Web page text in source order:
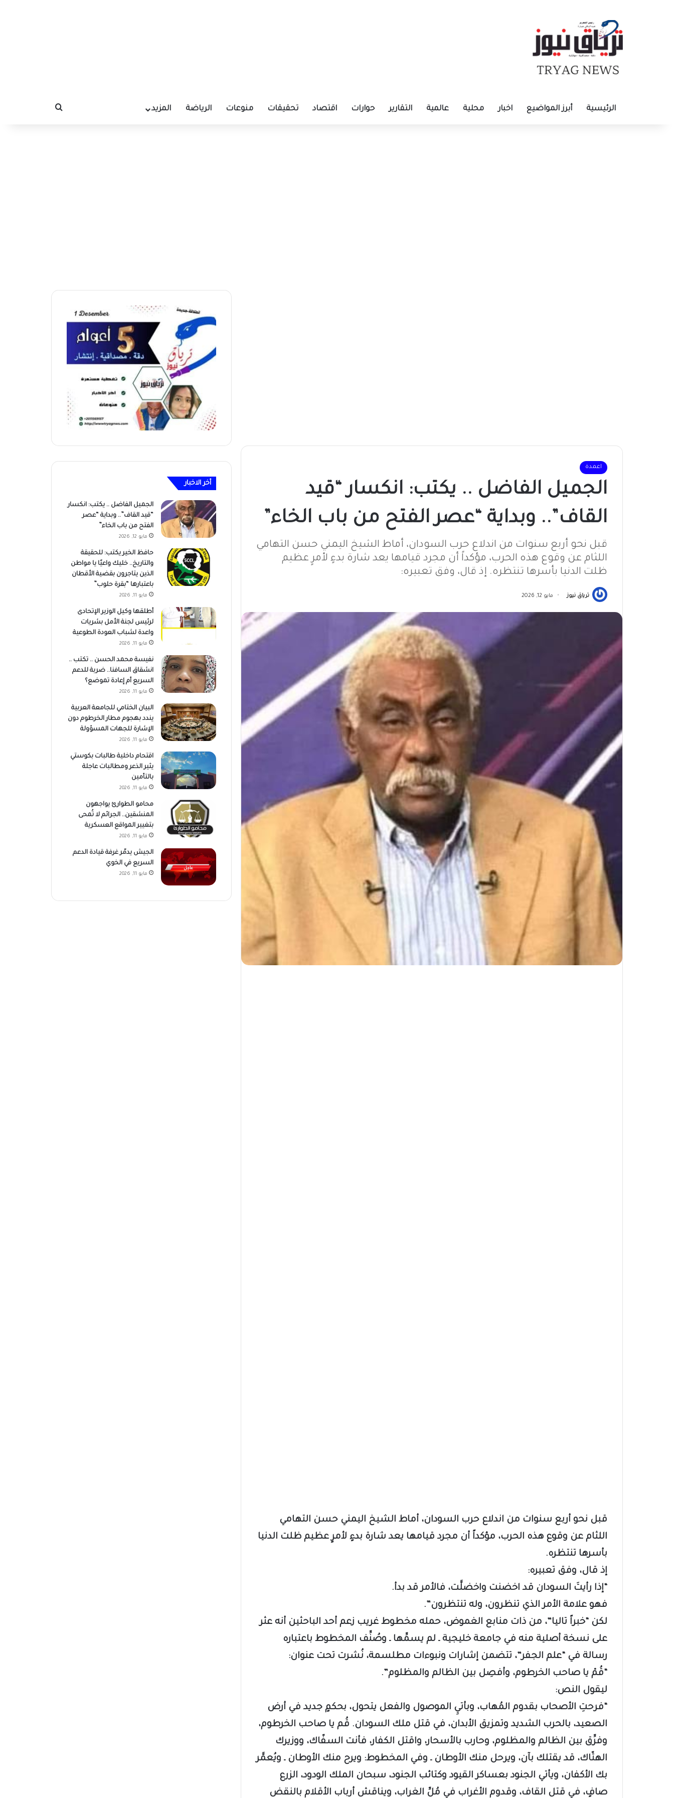
الرئيسية أبرز المواضيع اخبار محلية عالمية التقارير حوارات اقتصاد تحقيقات منوعات الرياضة المزيد بحث عن
اعمدة
الجميل الفاضل .. يكتب: انكسار “قيد
القاف”.. وبداية “عصر الفتح من باب الخاء”
قبل نحو أربع سنوات من اندلاع حرب السودان، أماط الشيخ اليمني حسن التهامي
اللثام عن وقوع هذه الحرب، مؤكداً أن مجرد قيامها يعد شارة بدءٍ لأمرٍ عظيم
ظلت الدنيا بأسرها تنتظره. إذ قال، وفق تعبيره:
ترياق نيوز مايو 12, 2026
قبل نحو أربع سنوات من اندلاع حرب السودان، أماط الشيخ اليمني حسن التهامي
اللثام عن وقوع هذه الحرب، مؤكداً أن مجرد قيامها يعد شارة بدءٍ لأمرٍ عظيم ظلت الدنيا
بأسرها تنتظره.
إذ قال، وفق تعبيره:
“إذا رأيتَ السودان قد اخضنت واخضلَّت، فالأمر قد بدأ.
فهو علامة الأمر الذي تنظرون، وله تنتظرون”.
لكن “خبراً تاليا”، من ذات منابع الغموض، حمله مخطوط غريب زعم أحد الباحثين أنه عثر
على نسخة أصلية منه في جامعة خليجية ـ لم يسمِّها ـ وصُنِّف المخطوط باعتباره
رسالة في “علم الجفر”، تتضمن إشارات ونبوءات مطلسمة، نُشرت تحت عنوان:
“قُمْ يا صاحب الخرطوم، وأفصِل بين الظالم والمظلوم”.
ليقول النص:
“فرحتِ الأصحاب بقدوم المُهاب، وبأتيِ الموصول والفعل يتحول، بحكمٍ جديد في أرض
الصعيد، بالحرب الشديد وتمزيق الأبدان، في قتل ملك السودان. قُم يا صاحب الخرطوم،
وفرِّق بين الظالم والمظلوم، وحارب بالأسحار، واقتل الكفار، فأنت السفّاك، ووزيرك
الهتّاك، قد يقتلك بآن، ويرحل منك الأوطان ـ وفي المخطوط: ويرح منك الأوطان ـ ويُعمَّر
بك الأكفان، ويأتي الجنود بعساكر القيود وكتائب الجنود، سبحان الملك الودود، الزرع
صافٍ، في قتل القاف، وقدوم الأغراب في مُلِّ الغراب، ويناقش أرباب الأقلام بالنقض
أخر الاخبار
الجميل الفاضل .. يكتب: انكسار
“قيد القاف”.. وبداية “عصر
الفتح من باب الخاء”
مايو 12, 2026
حافظ الخير يكتب: للحقيقة
والتاريخ.. خليك واعيًا يا مواطن
الذين يتاجرون بقضية الأقطان
باعتبارها “بقرة حلوب”
مايو 11, 2026
أطلقها وكيل الوزير الإتحادى
لرئيس لجنة الأمل بشريات
واعدة لشباب العودة الطوعية
مايو 11, 2026
نفيسة محمد الحسن .. تكتب ..
انشقاق السافنا.. ضربة للدعم
السريع أم إعادة تموضع؟
مايو 11, 2026
البيان الختامي للجامعة العربية
يندد بهجوم مطار الخرطوم دون
الإشارة للجهات المسؤولة
مايو 11, 2026
اقتحام داخلية طالبات بكوستي
يثير الذعر ومطالبات عاجلة
بالتأمين
مايو 11, 2026
محامو الطوارئ يواجهون
المنشقين.. الجرائم لا تُمحى
بتغيير المواقع العسكرية
مايو 11, 2026
الجيش يدمّر غرفة قيادة الدعم
السريع في الخوي
مايو 11, 2026